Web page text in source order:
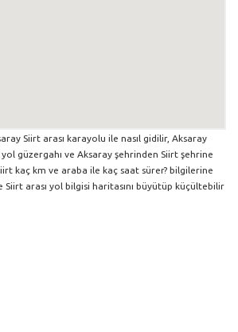
Siirt arası karayolu ile nasıl gidilir, Aksaray
güzergahı ve Aksaray şehrinden Siirt şehrine
kaç km ve araba ile kaç saat sürer? bilgilerine
Siirt arası yol bilgisi haritasını büyütüp küçültebilir